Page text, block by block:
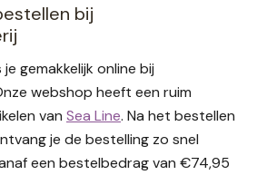
bij
gemakkelijk online bij
webshop heeft een ruim
van Sea Line. Na het bestellen
je de bestelling zo snel
een bestelbedrag van €74,95